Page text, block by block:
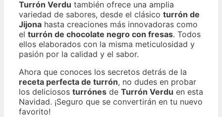
Turrón Verdu también ofrece una amplia
variedad de sabores, desde el clásico turrón de
Jijona hasta creaciones más innovadoras como
el turrón de chocolate negro con fresas. Todos
ellos elaborados con la misma meticulosidad y
pasión por la calidad y el sabor.
Ahora que conoces los secretos detrás de la
receta perfecta de turrón, no dudes en probar
los deliciosos turrónes de Turrón Verdu en esta
Navidad. ¡Seguro que se convertirán en tu nuevo
favorito!